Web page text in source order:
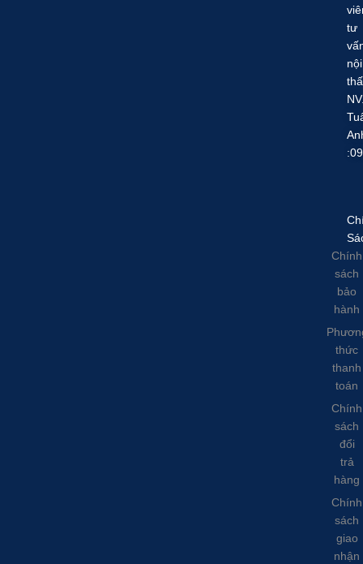
tư
nội
Chính
sách
bảo
hành
thức
thanh
toán
Chính
sách
đổi
trả
hàng
Chính
sách
giao
nhận